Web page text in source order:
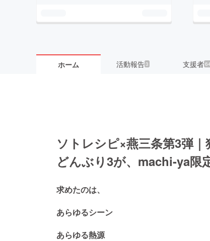
ホーム 活動報告3 支援者64
ソトレシピ×燕三条第3弾
どんぶり3が、machi-ya限
求めたのは、
あらゆるシーン
あらゆる熱源